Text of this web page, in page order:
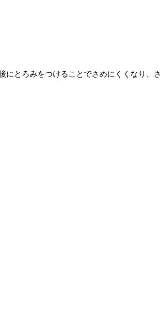
とろみをつけることでさめにくくなり、